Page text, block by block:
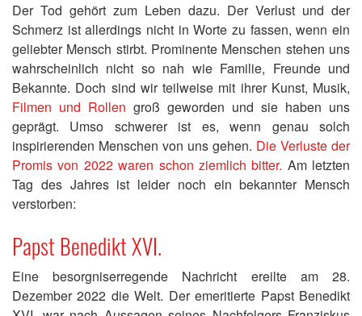
Der Tod gehört zum Leben dazu. Der Verlust und der
Schmerz ist allerdings nicht in Worte zu fassen, wenn ein
geliebter Mensch stirbt. Prominente Menschen stehen uns
wahrscheinlich nicht so nah wie Familie, Freunde und
Bekannte. Doch sind wir teilweise mit ihrer Kunst, Musik,
Filmen und Rollen groß geworden und sie haben uns
geprägt. Umso schwerer ist es, wenn genau solch
inspirierenden Menschen von uns gehen. Die Verluste der
Promis von 2022 waren schon ziemlich bitter. Am letzten
Tag des Jahres ist leider noch ein bekannter Mensch
verstorben:
Papst Benedikt XVI.
Eine besorgniserregende Nachricht ereilte am 28.
Dezember 2022 die Welt. Der emeritierte Papst Benedikt